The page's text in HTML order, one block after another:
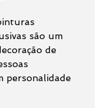
são um
de
personalidade